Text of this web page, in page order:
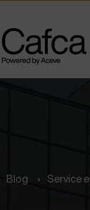
Blog Service